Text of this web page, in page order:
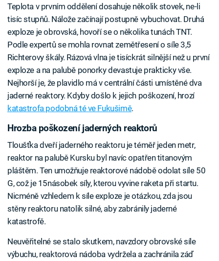
Teplota v prvním oddělení dosahuje několik stovek, ne-li
tisíc stupňů. Nálože začínají postupně vybuchovat. Druhá
exploze je obrovská, hovoří se o několika tunách TNT.
Podle expertů se mohla rovnat zemětřesení o síle 3,5
Richterovy škály. Rázová vlna je tisíckrát silnější než u první
exploze a na palubě ponorky devastuje prakticky vše.
Nejhorší je, že plavidlo má v centrální části umístěné dva
jaderné reaktory. Kdyby došlo k jejich poškození, hrozí
katastrofa podobná té ve Fukušimě.
Hrozba poškození jaderných reaktorů
Tloušťka dveří jaderného reaktoru je téměř jeden metr,
reaktor na palubě Kursku byl navíc opatřen titanovým
pláštěm. Ten umožňuje reaktorové nádobě odolat síle 50
G, což je 15násobek síly, kterou vyvine raketa při startu.
Nicméně vzhledem k síle exploze je otázkou, zda jsou
stěny reaktoru natolik silné, aby zabránily jaderné
katastrofě.
Neuvěřitelné se stalo skutkem, navzdory obrovské síle
výbuchu, reaktorová nádoba vydržela a zachránila záď